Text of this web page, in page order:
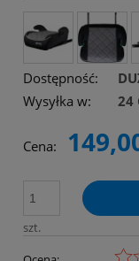
Dostępność:
Wysyłka w:
24
Cena:
szt.